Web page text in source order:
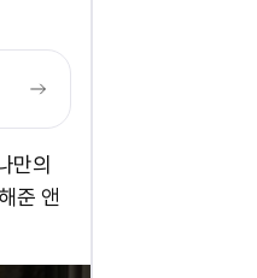
만의
준 앤